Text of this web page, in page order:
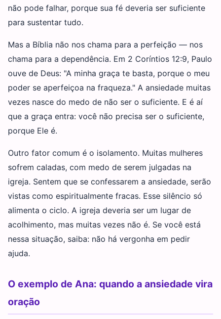
não pode falhar, porque sua fé deveria ser suficiente
para sustentar tudo.
Mas a Bíblia não nos chama para a perfeição — nos
chama para a dependência. Em 2 Coríntios 12:9, Paulo
ouve de Deus: "A minha graça te basta, porque o meu
poder se aperfeiçoa na fraqueza." A ansiedade muitas
vezes nasce do medo de não ser o suficiente. E é aí
que a graça entra: você não precisa ser o suficiente,
porque Ele é.
Outro fator comum é o isolamento. Muitas mulheres
sofrem caladas, com medo de serem julgadas na
igreja. Sentem que se confessarem a ansiedade, serão
vistas como espiritualmente fracas. Esse silêncio só
alimenta o ciclo. A igreja deveria ser um lugar de
acolhimento, mas muitas vezes não é. Se você está
nessa situação, saiba: não há vergonha em pedir
ajuda.
O exemplo de Ana: quando a ansiedade vira
oração